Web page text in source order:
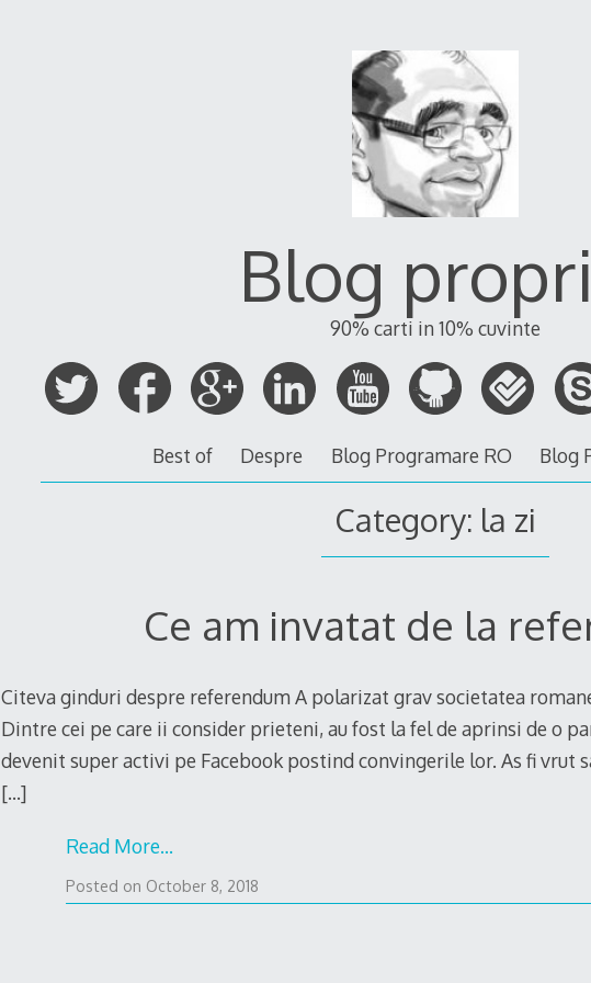
Blog
90% carti in 10% cuvinte
Best of Despre Blog Programare RO Blog
Category: la zi
Ce am invatat de la
Citeva ginduri despre referendum A polarizat grav societatea
Dintre cei pe care ii consider prieteni, au fost la fel de aprinsi de o
devenit super activi pe Facebook postind convingerile lor. As fi vrut
[…]
Read More…
Posted on October 8, 2018
7,